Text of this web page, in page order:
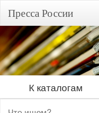
Пресса России
К каталогам